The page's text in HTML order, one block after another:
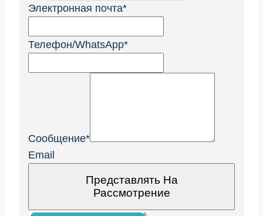
Электронная почта*
Телефон/WhatsApp*
Сообщение*
Email
Представлять На
Рассмотрение